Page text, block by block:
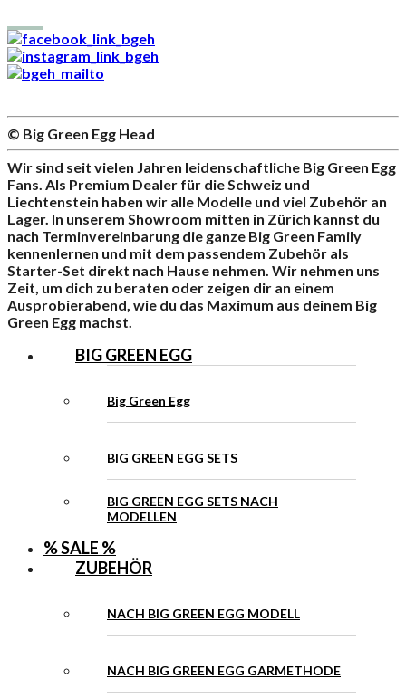
© Big Green Egg Head
Wir sind seit vielen Jahren leidenschaftliche Big Green Egg
Fans. Als Premium Dealer für die Schweiz und
Liechtenstein haben wir alle Modelle und viel Zubehör an
Lager. In unserem Showroom mitten in Zürich kannst du
nach Terminvereinbarung die ganze Big Green Family
kennenlernen und mit dem passendem Zubehör als
Starter-Set direkt nach Hause nehmen. Wir nehmen uns
Zeit, um dich zu beraten oder zeigen dir an einem
Ausprobierabend, wie du das Maximum aus deinem Big
Green Egg machst.
BIG GREEN EGG
Big Green Egg
BIG GREEN EGG SETS
BIG GREEN EGG SETS NACH
MODELLEN
% SALE %
ZUBEHÖR
NACH BIG GREEN EGG MODELL
NACH BIG GREEN EGG GARMETHODE